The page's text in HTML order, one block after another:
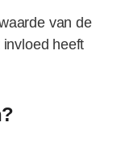
van de
heeft